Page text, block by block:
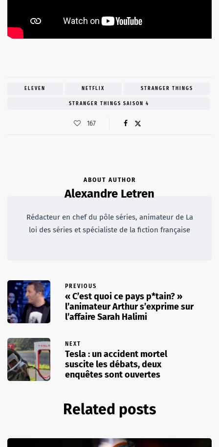
ELEVEN NETFLIX STRANGER THINGS
STRANGER THINGS SAISON 4
167
ABOUT AUTHOR
Alexandre Letren
Rédacteur en chef du pôle séries, animateur de La
loi des séries et spécialiste de la fiction française
PREVIOUS
« C’est quoi ce pays p*tain? »
l’animateur Arthur s’exprime sur
l’affaire Sarah Halimi
NEXT
Tesla : un accident mortel
suscite les débats, deux
enquêtes sont ouvertes
Related posts